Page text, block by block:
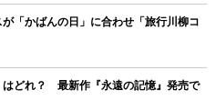
「かばんの日」に合わせ「旅行川柳コ
はどれ？ 最新作『永遠の記憶』発売で